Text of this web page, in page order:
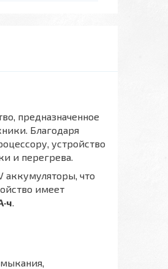
предназначенное
Благодаря
устройство
и перегрева.
аккумуляторы, что
имеет
.